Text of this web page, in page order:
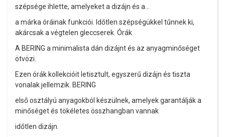
szépsége ihlette, amelyeket a dizájn és a...
a márka óráinak funkciói. Időtlen szépségükkel tűnnek ki,
akárcsak a végtelen gleccserek. Órák
A BERING a minimalista dán dizájnt és az anyagminőséget
ötvözi.
Ezen órák kollekcióit letisztult, egyszerű dizájn és tiszta
vonalak jellemzik. BERING
első osztályú anyagokból készülnek, amelyek garantálják a
minőséget és tökéletes összhangban vannak
időtlen dizájn.